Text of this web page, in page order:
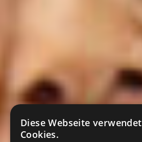
Diese Webseite verwendet
Cookies.